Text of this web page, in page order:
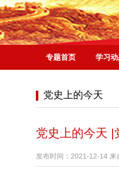
专题首页 学习
党史上的今天
党史上的今天 |
发布时间：2021-12-14 来